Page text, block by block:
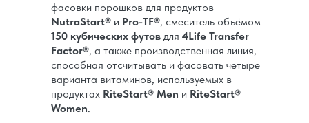
фасовки порошков для продуктов
NutraStart® и Pro-TF®, смеситель объёмом
150 кубических футов для 4Life Transfer
Factor®, а также производственная линия,
способная отсчитывать и фасовать четыре
варианта витаминов, используемых в
продуктах RiteStart® Men и RiteStart®
Women.